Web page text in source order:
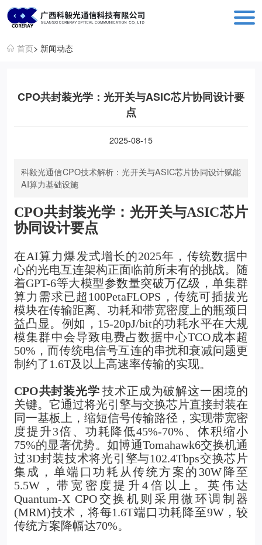
科毅光通信 - 光开关器件与设备生产销售厂商
首页> 新闻动态
CPO共封装光学：光开关与ASIC芯片协同设计要
点
2025-08-15
科毅光通信CPO技术解析：光开关与ASIC芯片协同设计赋能
AI算力基础设施
CPO共封装光学：光开关与ASIC芯片
协同设计要点
在AI算力爆发式增长的2025年，传统数据中
心的光电互连架构正面临前所未有的挑战。随
着GPT-6等大模型参数量突破万亿级，单集群
算力需求已超100PetaFLOPS，传统可插拔光
模块在传输距离、功耗和带宽密度上的瓶颈日
益凸显。例如，15-20pJ/bit的功耗水平在大规
模集群中会导致电费占数据中心TCO成本超
50%，而传统电信号互连的串扰和衰减问题更
制约了1.6T及以上高速率传输的实现。
CPO共封装光学 技术正成为破解这一困境的
关键。它通过将光引擎与交换芯片直接封装在
同一基板上，缩短信号传输路径，实现带宽密
度提升3倍、功耗降低45%-70%、体积缩小
75%的显著优势。如博通Tomahawk6交换机通
过3D封装技术将光引擎与102.4Tbps交换芯片
集成，单端口功耗从传统方案的30W降至
5.5W，带宽密度提升4倍以上。英伟达
Quantum-X CPO交换机则采用微环调制器
(MRM)技术，将每1.6T端口功耗降至9W，较
传统方案降幅达70%。